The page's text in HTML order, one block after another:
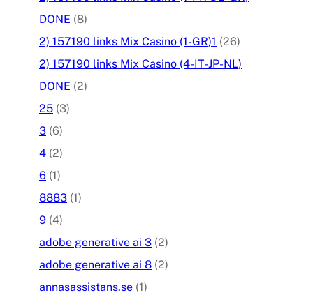
DONE (8)
2) 157190 links Mix Casino (1-GR)1 (26)
2) 157190 links Mix Casino (4-IT-JP-NL)
DONE (2)
25 (3)
3 (6)
4 (2)
6 (1)
8883 (1)
9 (4)
adobe generative ai 3 (2)
adobe generative ai 8 (2)
annasassistans.se (1)